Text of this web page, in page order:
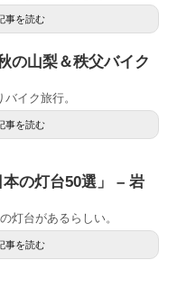
事を読む
の山梨＆秩父バイク
イク旅行。
事を読む
の灯台50選」 – 岩
灯台があるらしい。
事を読む